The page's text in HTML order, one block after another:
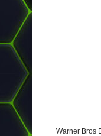
Warner Bros